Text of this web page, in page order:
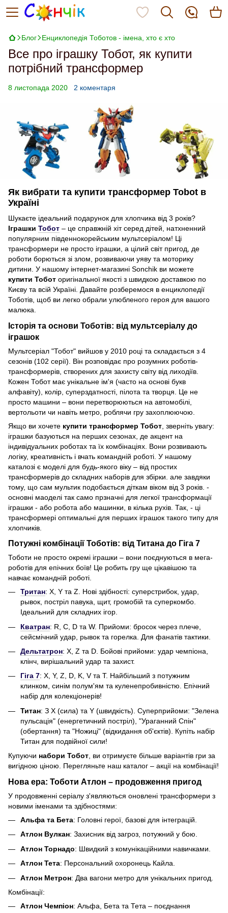
Блог Енциклопедія Тоботов - імена, хто є хто
Все про іграшку Тобот, як купити
потрібний трансформер
8 листопада 2020 2 коментаря
Як вибрати та купити трансформер Tobot в
Україні
Шукаєте ідеальний подарунок для хлопчика від 3 років?
Іграшки Тобот – це справжній хіт серед дітей, натхненний
популярним південнокорейським мультсеріалом! Ці
трансформери не просто іграшки, а цілий світ пригод, де
роботи борються зі злом, розвиваючи уяву та моторику
дитини. У нашому інтернет-магазині Sonchik ви можете
купити Тобот оригінальної якості з швидкою доставкою по
Києву та всій Україні. Давайте розберемося в енциклопедії
Тоботів, щоб ви легко обрали улюбленого героя для вашого
малюка.
Історія та основи Тоботів: від мультсеріалу до
іграшок
Мультсеріал "Тобот" вийшов у 2010 році та складається з 4
сезонів (102 серії). Він розповідає про розумних роботів-
трансформерів, створених для захисту світу від лиходіїв.
Кожен Тобот має унікальне ім'я (часто на основі букв
алфавіту), колір, суперздатності, пілота та творця. Це не
просто машини – вони перетворюються на автомобілі,
вертольоти чи навіть метро, роблячи гру захоплюючою.
Якщо ви хочете купити трансформер Тобот , зверніть увагу:
іграшки базуються на перших сезонах, де акцент на
індивідуальних роботах та їх комбінаціях. Вони розвивають
логіку, креативність і вчать командній роботі. У нашому
каталозі є моделі для будь-якого віку – від простих
трансформерів до складних наборів для збірки. але завдяки
тому, що сам мультик подобається діткам віком від 3 років. -
основні маоделі так само прзначні для легкої трансформації
іграшки - або робота або машинки, в кілька рухів. Так, - ці
трансформері оптимальні для перших іграшок такого типу для
хлопчиків.
Потужні комбінації Тоботів: від Титана до Гіга 7
Тоботи не просто окремі іграшки – вони поєднуються в мега-
роботів для епічних боїв! Це робить гру ще цікавішою та
навчає командній роботі.
Тритан: X, Y та Z. Нові здібності: суперстрибок, удар,
рывок, постріл павука, щит, громобій та суперкомбо.
Ідеальний для складних ігор.
Кватран: R, C, D та W. Прийоми: бросок через плече,
сейсмічний удар, рывок та горелка. Для фанатів тактики.
Дельтатрон: X, Z та D. Бойові прийоми: удар чемпіона,
клінч, вирішальний удар та захист.
Гіга 7: X, Y, Z, D, K, V та T. Найбільший з потужним
клинком, синім полум'ям та куленепробивністю. Епічний
набір для колекціонерів!
Титан: З X (сила) та Y (швидкість). Суперприйоми: "Зелена
пульсація" (енергетичний постріл), "Ураганний Спін"
(обертання) та "Ножиці" (відкидання об'єктів). Купіть набір
Титан для подвійної сили!
Купуючи набори Тобот, ви отримуєте більше варіантів гри за
вигідною ціною. Перегляньте наш каталог – акції на комбінації!
Нова ера: Тоботи Атлон – продовження пригод
У продовженні серіалу з'являються оновлені трансформери з
новими іменами та здібностями:
Альфа та Бета: Головні герої, базові для інтеграцій.
Атлон Вулкан: Захисник від загроз, потужний у бою.
Атлон Торнадо: Швидкий з комунікаційними навичками.
Атлон Тета: Персональний охоронець Кайла.
Атлон Метрон: Два вагони метро для унікальних пригод.
Комбінації:
Атлон Чемпіон: Альфа, Бета та Тета – поєднання